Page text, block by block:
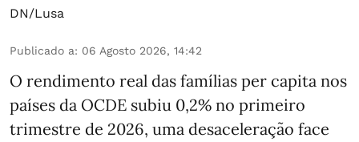
DN/Lusa
Publicado a: 06 Agosto 2026, 14:42
O rendimento real das famílias per capita nos
países da OCDE subiu 0,2% no primeiro
trimestre de 2026, uma desaceleração face